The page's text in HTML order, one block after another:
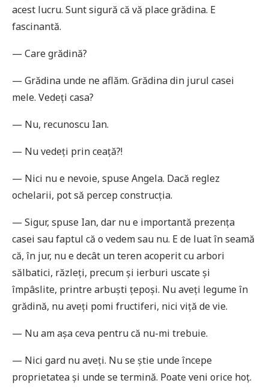
acest lucru. Sunt sigură că vă place grădina. E
fascinantă.
— Care grădină?
— Grădina unde ne aflăm. Grădina din jurul casei
mele. Vedeți casa?
— Nu, recunoscu Ian.
— Nu vedeți prin ceață?!
— Nici nu e nevoie, spuse Angela. Dacă reglez
ochelarii, pot să percep construcția.
— Sigur, spuse Ian, dar nu e importantă prezența
casei sau faptul că o vedem sau nu. E de luat în seamă
că, în jur, nu e decât un teren acoperit cu arbori
sălbatici, răzleți, precum și ierburi uscate și
împâslite, printre arbuști țepoși. Nu aveți legume în
grădină, nu aveți pomi fructiferi, nici viță de vie.
— Nu am așa ceva pentru că nu-mi trebuie.
— Nici gard nu aveți. Nu se știe unde începe
proprietatea și unde se termină. Poate veni orice hoț.